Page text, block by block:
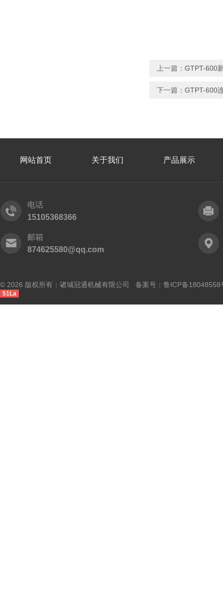
上一篇： GTPT-600
下一篇： GTPT-600
网站首页 关于我们 产品展示
电话
15105368366
邮箱
874625580@qq.com
© 2026 版权所有：诸城冠通机械有限公司 备案号： 鲁ICP备18048558
51La